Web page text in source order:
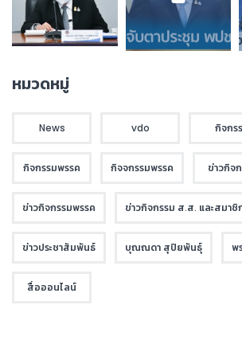
หมวดหมู่
News vdo กิจกรร
กิจกรรมพรรค กิจจกรรมพรรค ข่าวกิจ
ข่าวกิจกรรมพรรค ข่าวกิจกรรม ส.ส. และสมาชิ
ข่าวประชาสัมพันธ์ บุณณดา สุปิยพันธุ์ พ
สื่อออนไลน์